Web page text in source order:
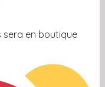
sera en boutique